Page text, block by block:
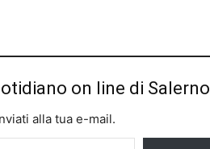
on line di Salerno
alla tua e-mail.